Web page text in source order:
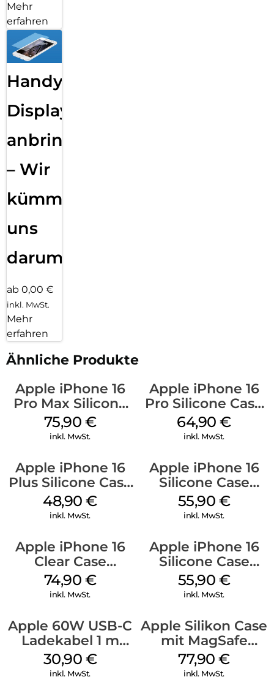
Mehr
erfahren
Handy
Displayfolie
anbringen
– Wir
kümmern
uns
darum!
ab 0,00 €
inkl. MwSt.
Mehr
erfahren
Ähnliche Produkte
Apple iPhone 16
Pro Max Silicone
Case MagSafe
Stone Gray
75,90 €
inkl. MwSt.
Apple iPhone 16
Pro Silicone Case
MagSafe Denim
64,90€
inkl. MwSt.
Apple iPhone 16
Plus Silicone Case
MagSafe Denim
48,90€
inkl. MwSt.
Apple iPhone 16
Silicone Case
MagSafe Plum
55,90 €
inkl. MwSt.
Apple iPhone 16
Clear Case
MagSafe
Transparent
74,90 €
inkl. MwSt.
Apple iPhone 16
Silicone Case
MagSafe
Ultramarine
55,90 €
inkl. MwSt.
Apple 60W USB-C
Ladekabel 1 m
Weiß
30,90 €
inkl. MwSt.
Apple Silikon Case
mit MagSafe
iPhone 14 Pro
(PRODUCT)RED
77,90€
inkl. MwSt.